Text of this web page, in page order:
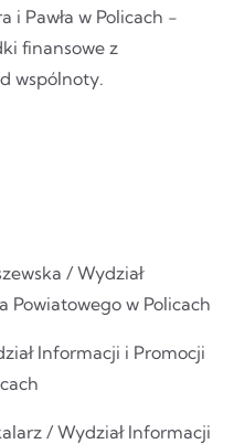
i Pawła w Policach -
finansowe z
wspólnoty.
/ Wydział
Powiatowego w Policach
Informacji i Promocji
/ Wydział Informacji